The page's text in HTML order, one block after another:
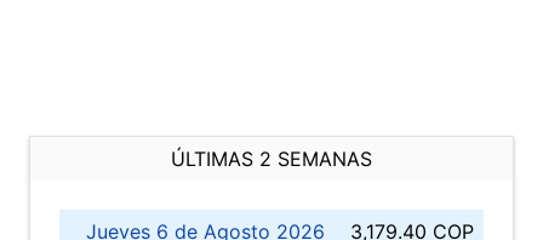
ÚLTIMAS 2 SEMANAS
Jueves 6 de Agosto 2026
3,179.40 COP